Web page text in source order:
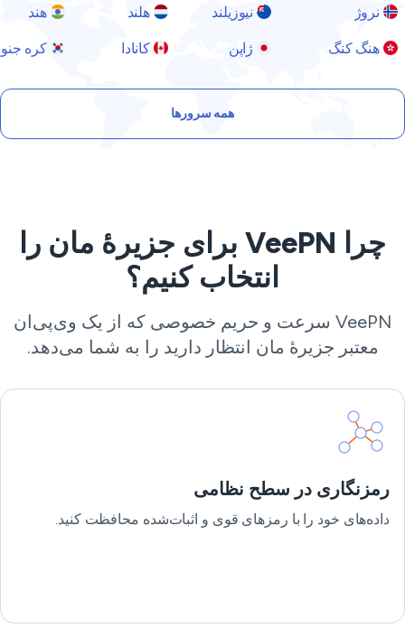
نروژ نیوزیلند هلند هند
هنگ کنگ ژاپن کانادا کره
همه سرورها
چرا VeePN برای جزیرهٔ مان را
انتخاب کنیم؟
VeePN سرعت و حریم خصوصی که از یک وی‌پی‌ان
معتبر جزیرهٔ مان انتظار دارید را به شما می‌دهد.
رمزنگاری در سطح نظامی
داده‌های خود را با رمزهای قوی و اثبات‌شده محافظت کنید.